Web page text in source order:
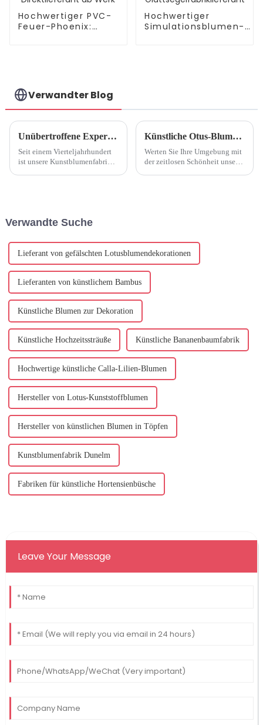
Hochwertiger PVC-
Feuer-Phoenix:
Hochwertiger
Simulationsblumen-
Verwandter Blog
Unübertroffene Expertise: 25 Jahre Kunstblumenfabrik
Seit einem Vierteljahrhundert
ist unsere Kunstblumenfabrik
Künstliche Otus-Blume: Ein Blick in die Produktionsfabrik9
Werten Sie Ihre Umgebung mit
der zeitlosen Schönheit unserer
Verwandte Suche
Lieferant von gefälschten Lotusblumendekorationen
Lieferanten von künstlichem Bambus
Künstliche Blumen zur Dekoration
Künstliche Hochzeitssträuße Künstliche Bananenbaumfabrik
Hochwertige künstliche Calla-Lilien-Blumen
Hersteller von Lotus-Kunststoffblumen
Hersteller von künstlichen Blumen in Töpfen
Kunstblumenfabrik Dunelm
Fabriken für künstliche Hortensienbüsche
Leave Your Message